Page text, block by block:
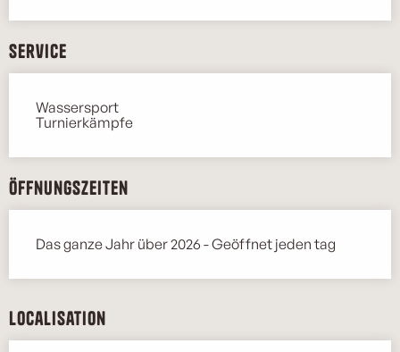
Service
Wassersport
Turnierkämpfe
Öffnungszeiten
Das ganze Jahr über 2026 - Geöffnet jeden tag
Localisation